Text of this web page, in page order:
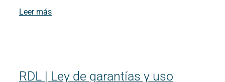
Leer más
RDL | Ley de garantías y uso